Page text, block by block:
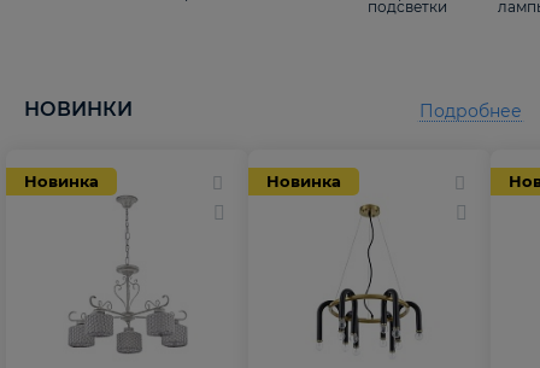
подсветки
НОВИНКИ
Новинка Новинка
Подробнее